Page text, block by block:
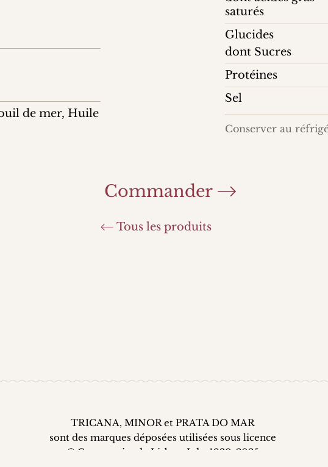
de mer, Huile
saturés
Glucides
dont Sucres
Protéines
Sel
Conserver au
Commander
Tous les produits
TRICANA, MINOR et PRATA DO MAR
sont des marques déposées utilisées sous licence
© Conserveira de Lisboa, Lda. 1930-2025